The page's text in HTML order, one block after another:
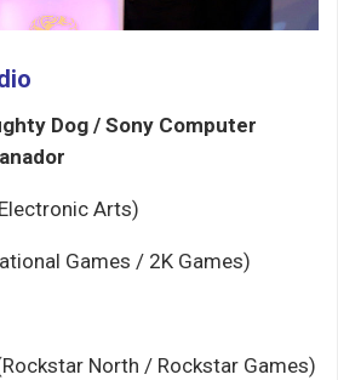
Dog / Sony Computer
Arts)
Games / 2K Games)
North / Rockstar Games)